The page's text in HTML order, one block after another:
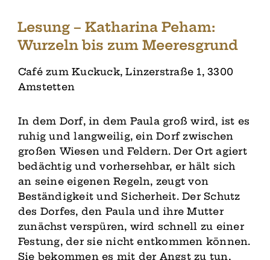
Lesung – Katharina Peham:
Wurzeln bis zum Meeresgrund
Café zum Kuckuck, Linzerstraße 1, 3300
Amstetten
In dem Dorf, in dem Paula groß wird, ist es
ruhig und langweilig, ein Dorf zwischen
großen Wiesen und Feldern. Der Ort agiert
bedächtig und vorhersehbar, er hält sich
an seine eigenen Regeln, zeugt von
Beständigkeit und Sicherheit. Der Schutz
des Dorfes, den Paula und ihre Mutter
zunächst verspüren, wird schnell zu einer
Festung, der sie nicht entkommen können.
Sie bekommen es mit der Angst zu tun,